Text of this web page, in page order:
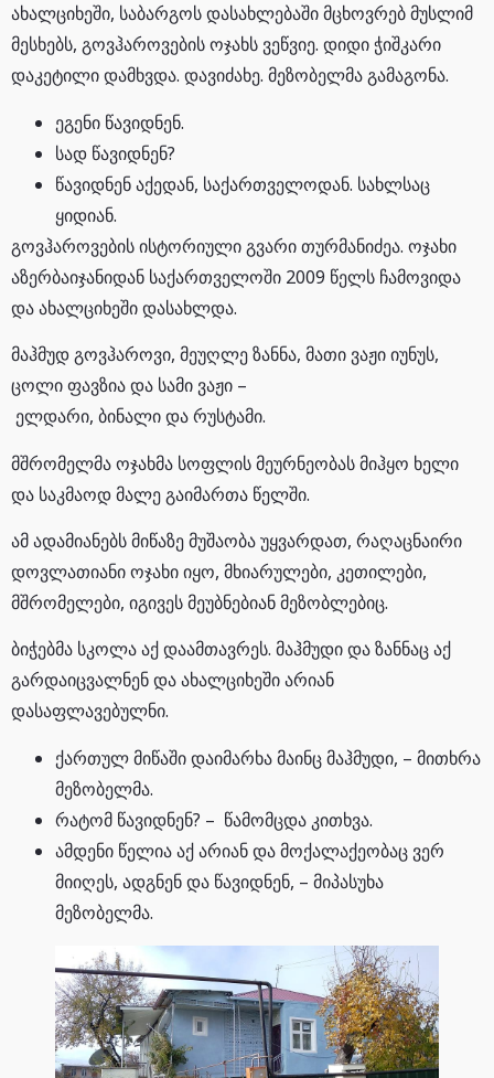
ახალციხეში, საბარგოს დასახლებაში მცხოვრებ მუსლიმ
მესხებს, გოვჰაროვების ოჯახს ვეწვიე. დიდი ჭიშკარი
დაკეტილი დამხვდა. დავიძახე. მეზობელმა გამაგონა.
ეგენი წავიდნენ.
სად წავიდნენ?
წავიდნენ აქედან, საქართველოდან. სახლსაც
ყიდიან.
გოვჰაროვების ისტორიული გვარი თურმანიძეა. ოჯახი
აზერბაიჯანიდან საქართველოში 2009 წელს ჩამოვიდა
და ახალციხეში დასახლდა.
მაჰმუდ გოვჰაროვი, მეუღლე ზანნა, მათი ვაჟი იუნუს,
ცოლი ფავზია და სამი ვაჟი –
ელდარი, ბინალი და რუსტამი.
მშრომელმა ოჯახმა სოფლის მეურნეობას მიჰყო ხელი
და საკმაოდ მალე გაიმართა წელში.
ამ ადამიანებს მიწაზე მუშაობა უყვარდათ, რაღაცნაირი
დოვლათიანი ოჯახი იყო, მხიარულები, კეთილები,
მშრომელები, იგივეს მეუბნებიან მეზობლებიც.
ბიჭებმა სკოლა აქ დაამთავრეს. მაჰმუდი და ზანნაც აქ
გარდაიცვალნენ და ახალციხეში არიან
დასაფლავებულნი.
ქართულ მიწაში დაიმარხა მაინც მაჰმუდი, – მითხრა
მეზობელმა.
რატომ წავიდნენ? – წამომცდა კითხვა.
ამდენი წელია აქ არიან და მოქალაქეობაც ვერ
მიიღეს, ადგნენ და წავიდნენ, – მიპასუხა
მეზობელმა.